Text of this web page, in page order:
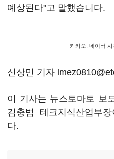
예상된다"고 말했습니다.
카카오, 네이버
신상민 기자
이 기사는 뉴스토마토 보
김충범 테크지식산업부
다.